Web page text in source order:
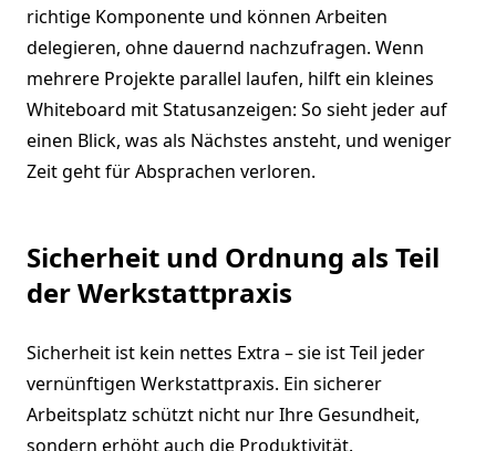
richtige Komponente und können Arbeiten
delegieren, ohne dauernd nachzufragen. Wenn
mehrere Projekte parallel laufen, hilft ein kleines
Whiteboard mit Statusanzeigen: So sieht jeder auf
einen Blick, was als Nächstes ansteht, und weniger
Zeit geht für Absprachen verloren.
Sicherheit und Ordnung als Teil
der Werkstattpraxis
Sicherheit ist kein nettes Extra – sie ist Teil jeder
vernünftigen Werkstattpraxis. Ein sicherer
Arbeitsplatz schützt nicht nur Ihre Gesundheit,
sondern erhöht auch die Produktivität.